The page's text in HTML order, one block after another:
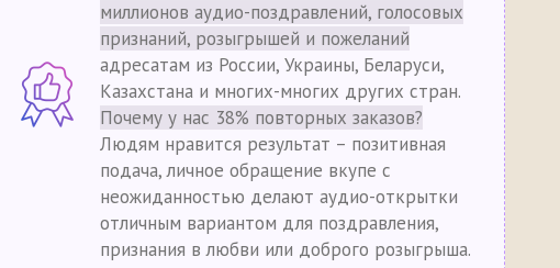
миллионов аудио-поздравлений, голосовых
признаний, розыгрышей и пожеланий
адресатам из России, Украины, Беларуси,
Казахстана и многих-многих других стран.
Почему у нас 38% повторных заказов?
Людям нравится результат – позитивная
подача, личное обращение вкупе с
неожиданностью делают аудио-открытки
отличным вариантом для поздравления,
признания в любви или доброго розыгрыша.